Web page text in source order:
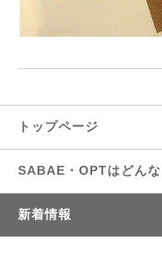
トップページ
SABAE・OPTはどんな
新着情報